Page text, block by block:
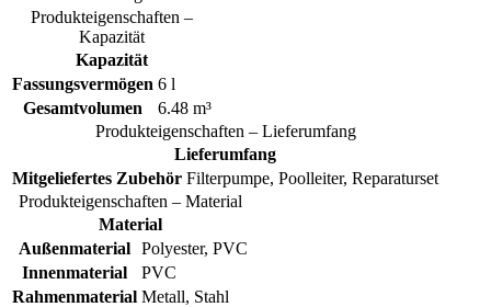
Produkteigenschaften –
Kapazität
Kapazität
Fassungsvermögen 6 l
Gesamtvolumen
6.48 m³
Produkteigenschaften – Lieferumfang
Lieferumfang
Mitgeliefertes Zubehör Filterpumpe, Poolleiter, Reparaturset
Produkteigenschaften – Material
Material
Außenmaterial Polyester, PVC
Innenmaterial
PVC
Rahmenmaterial Metall, Stahl